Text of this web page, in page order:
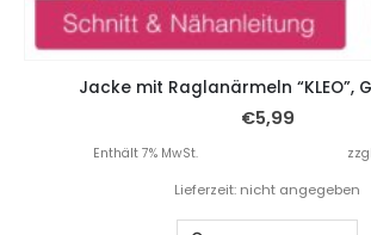
Jacke mit Raglanärmeln “KLEO”,
€5,99
Enthält 7% MwSt.
Lieferzeit: nicht angegeben